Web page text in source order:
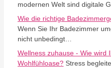
modernen Welt sind digitale
Wie die richtige
Wenn Sie Ihr Badezimmer
nicht unbedingt…
Wellness zuhause - Wie wird
Wohlfühloase? Stress